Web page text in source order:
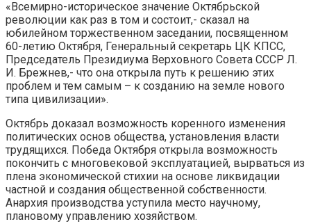
«Всемирно-историческое значение Октябрьской
революции как раз в том и состоит,- сказал на
юбилейном торжественном заседании, посвященном
60-летию Октября, Генеральный секретарь ЦК КПСС,
Председатель Президиума Верховного Совета СССР Л.
И. Брежнев,- что она открыла путь к решению этих
проблем и тем самым – к созданию на земле нового
типа цивилизации».
Октябрь доказал возможность коренного изменения
политических основ общества, установления власти
трудящихся. Победа Октября открыла возможность
покончить с многовековой эксплуатацией, вырваться из
плена экономической стихии на основе ликвидации
частной и создания общественной собственности.
Анархия производства уступила место научному,
плановому управлению хозяйством.